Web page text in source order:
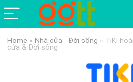
Home » Nhà cửa - Đời sống » TiKi
cửa & Đời sống